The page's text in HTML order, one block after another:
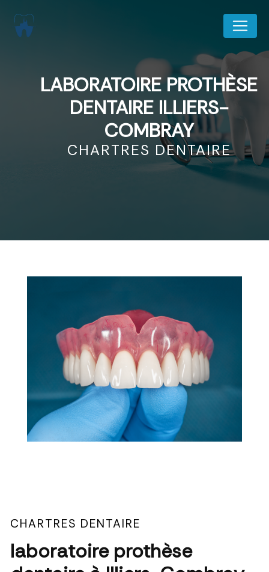
LABORATOIRE PROTHÈSE
DENTAIRE ILLIERS-
COMBRAY
CHARTRES DENTAIRE
CHARTRES DENTAIRE
laboratoire prothèse